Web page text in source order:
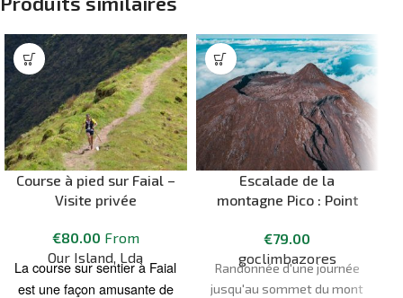
Course à pied sur Faial –
Visite privée
€80.00 From
Our Island, Lda
La course sur sentier à Faial
est une façon amusante de
Escalade de la
montagne Pico : Point
2351 mètres
€79.00
goclimbazores
Randonnée d'une journée
jusqu'au sommet du mont